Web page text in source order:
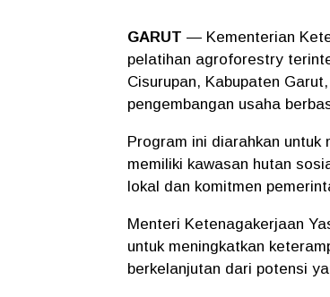
GARUT — Kementerian
pelatihan agroforestry
Cisurupan, Kabupaten
pengembangan usaha
Program ini diarahkan
memiliki kawasan hutan
lokal dan komitmen
Menteri Ketenagakerjaan
untuk meningkatkan
berkelanjutan dari potensi